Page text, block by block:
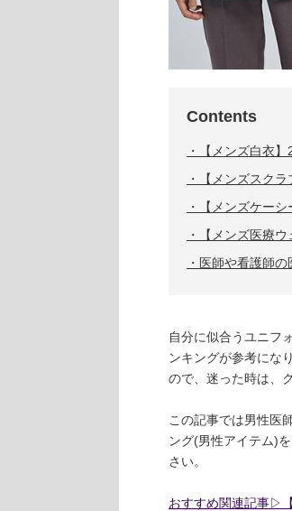
Contents
【メンズ白衣
【メンズスク
【メンズケー
【メンズ医療
医師や看護師
自分に似合うユニフ
ンキングが参考にな
ので、迷った時は、
この記事では男性医
ング(男性アイテム)
さい。
おすすめ関連記事▷